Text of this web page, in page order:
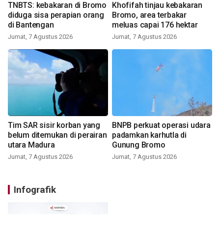
TNBTS: kebakaran di Bromo
diduga sisa perapian orang
di Bantengan
Jumat, 7 Agustus 2026
Khofifah tinjau kebakaran
Bromo, area terbakar
meluas capai 176 hektar
Jumat, 7 Agustus 2026
Tim SAR sisir korban yang
belum ditemukan di perairan
utara Madura
Jumat, 7 Agustus 2026
BNPB perkuat operasi udara
padamkan karhutla di
Gunung Bromo
Jumat, 7 Agustus 2026
Infografik